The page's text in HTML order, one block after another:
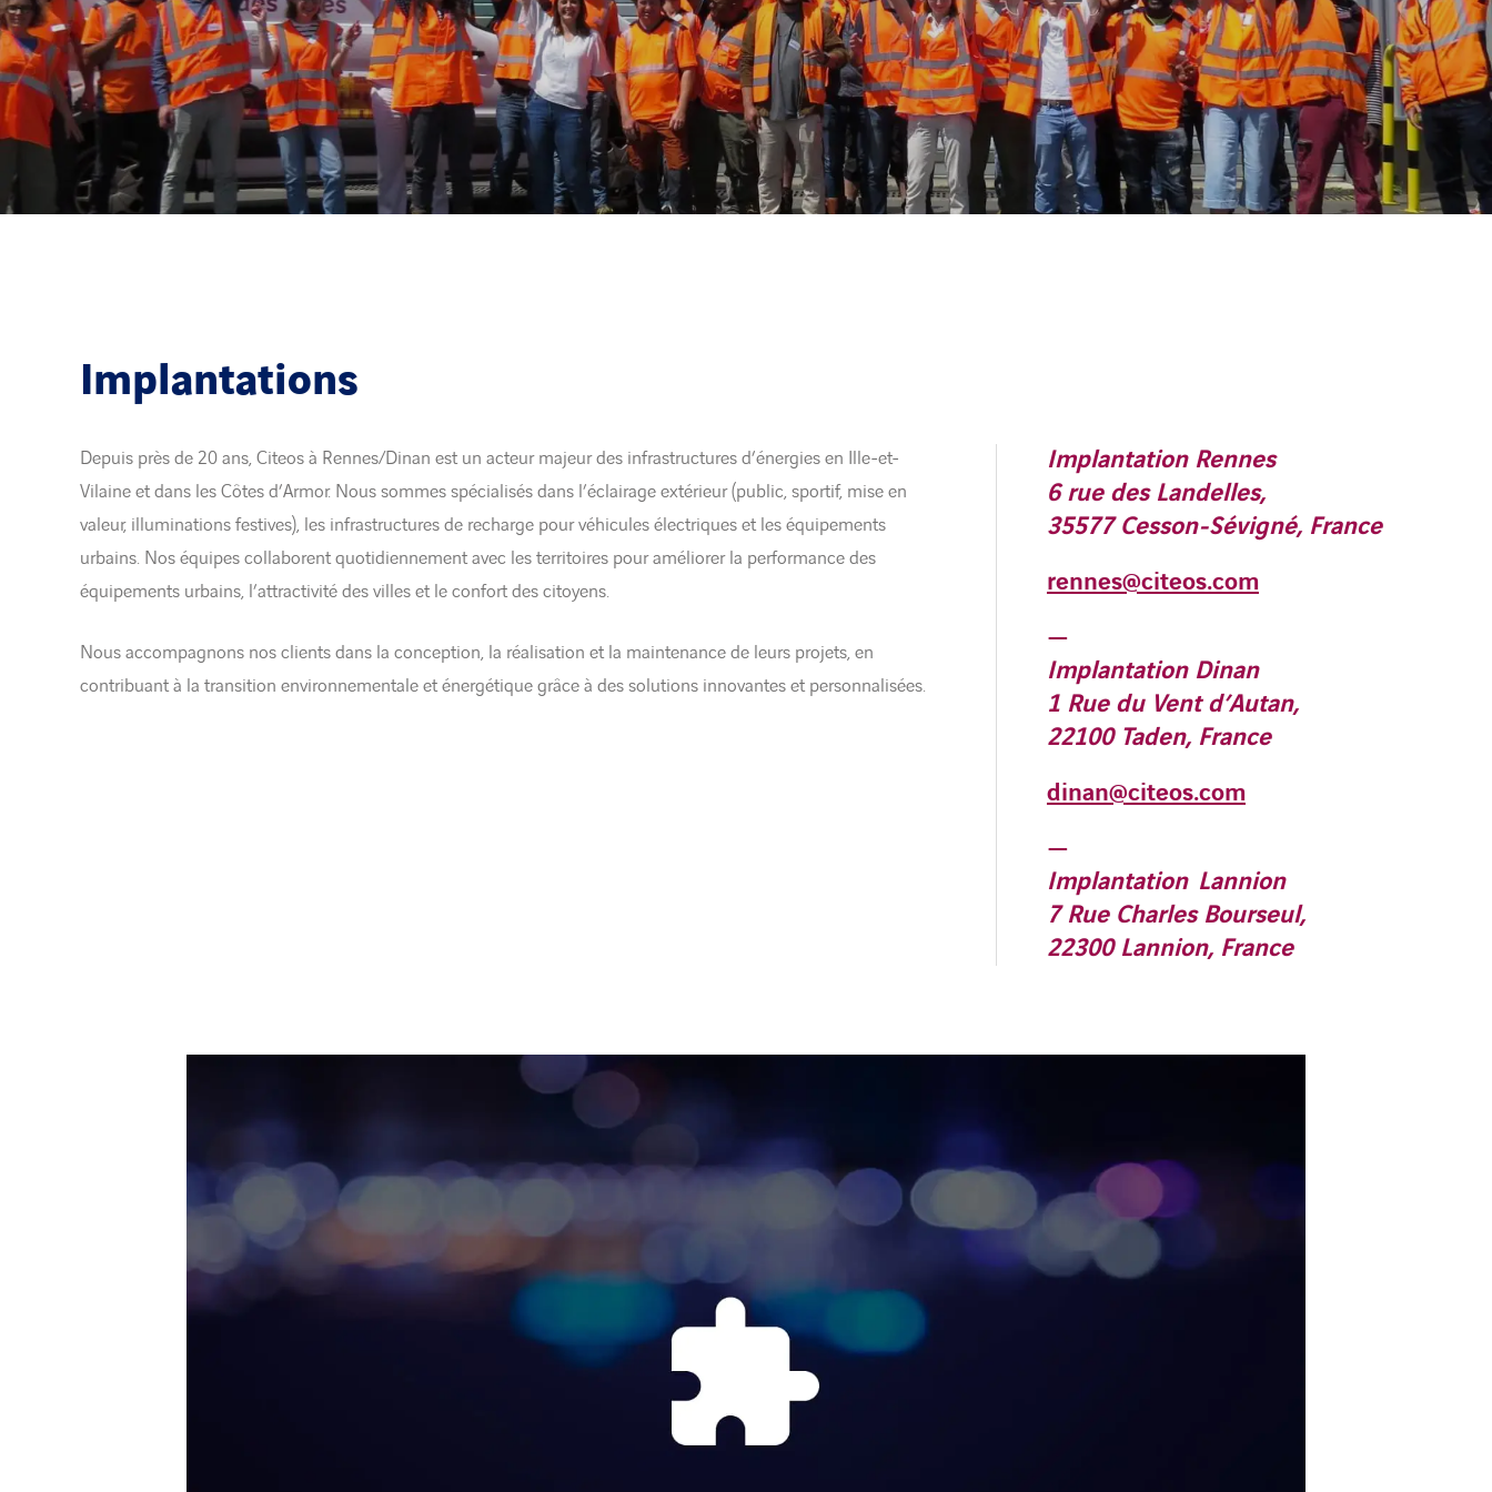
Implantations
Depuis près de 20 ans, Citeos à Rennes/Dinan est un acteur majeur des infrastructures d’énergies en Ille-et-
Vilaine et dans les Côtes d’Armor. Nous sommes spécialisés dans l’éclairage extérieur (public, sportif, mise en
valeur, illuminations festives), les infrastructures de recharge pour véhicules électriques et les équipements
urbains. Nos équipes collaborent quotidiennement avec les territoires pour améliorer la performance des
équipements urbains, l’attractivité des villes et le confort des citoyens.
Nous accompagnons nos clients dans la conception, la réalisation et la maintenance de leurs projets, en
contribuant à la transition environnementale et énergétique grâce à des solutions innovantes et personnalisées.
Implantation Rennes
6 rue des Landelles,
35577 Cesson-Sévigné, France
rennes@citeos.com
—
Implantation Dinan
1 Rue du Vent d’Autan,
22100 Taden, France
dinan@citeos.com
—
Implantation Lannion
7 Rue Charles Bourseul,
22300 Lannion, France